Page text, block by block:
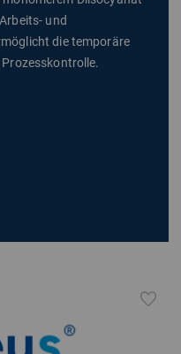
und
die temporäre